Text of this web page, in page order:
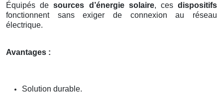
Équipés desources d’énergie solaire, cesdispositifs
fonctionnent sans exiger de connexion au réseau
électrique.
Avantages :
Solution durable.